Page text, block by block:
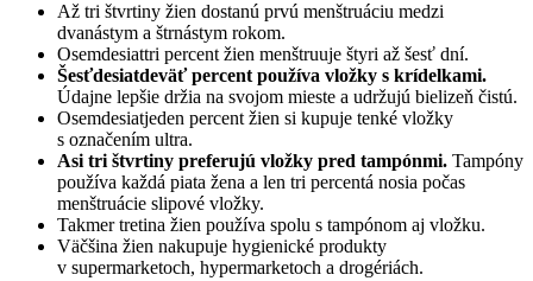
Až tri štvrtiny žien dostanú prvú menštruáciu medzi
dvanástym a štrnástym rokom.
Osemdesiattri percent žien menštruuje štyri až šesť dní.
Šesťdesiatdeväť percent používa vložky s krídelkami.
Údajne lepšie držia na svojom mieste a udržujú bielizeň čistú.
Osemdesiatjeden percent žien si kupuje tenké vložky
s označením ultra.
Asi tri štvrtiny preferujú vložky pred tampónmi. Tampóny
používa každá piata žena a len tri percentá nosia počas
menštruácie slipové vložky.
Takmer tretina žien používa spolu s tampónom aj vložku.
Väčšina žien nakupuje hygienické produkty
v supermarketoch, hypermarketoch a drogériách.